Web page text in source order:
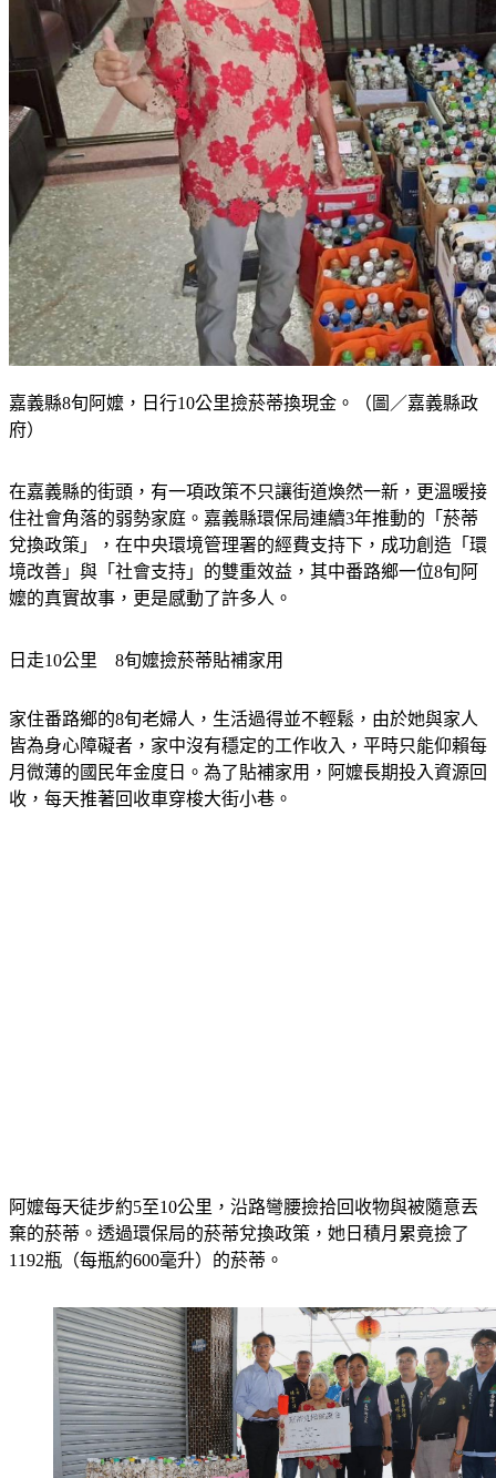
嘉義縣8旬阿嬤，日行10公里撿菸蒂換現金。（圖／嘉義縣政
在嘉義縣的街頭，有一項政策不只讓街道煥然一新，更溫暖接
住社會角落的弱勢家庭。嘉義縣環保局連續3年推動的「菸蒂
兌換政策」，在中央環境管理署的經費支持下，成功創造「環
境改善」與「社會支持」的雙重效益，其中番路鄉一位8旬阿
家住番路鄉的8旬老婦人，生活過得並不輕鬆，由於她與家人
皆為身心障礙者，家中沒有穩定的工作收入，平時只能仰賴每
月微薄的國民年金度日。為了貼補家用，阿嬤長期投入資源回
阿嬤每天徒步約5至10公里，沿路彎腰撿拾回收物與被隨意丟
棄的菸蒂。透過環保局的菸蒂兌換政策，她日積月累竟撿了